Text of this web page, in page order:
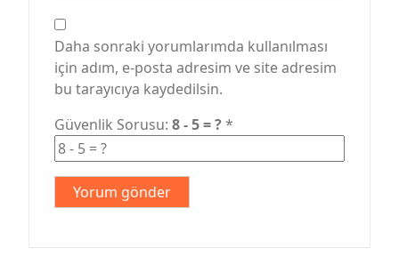
Daha sonraki yorumlarımda kullanılması
için adım, e-posta adresim ve site adresim
bu tarayıcıya kaydedilsin.
Güvenlik Sorusu: 8 - 5 = ?*